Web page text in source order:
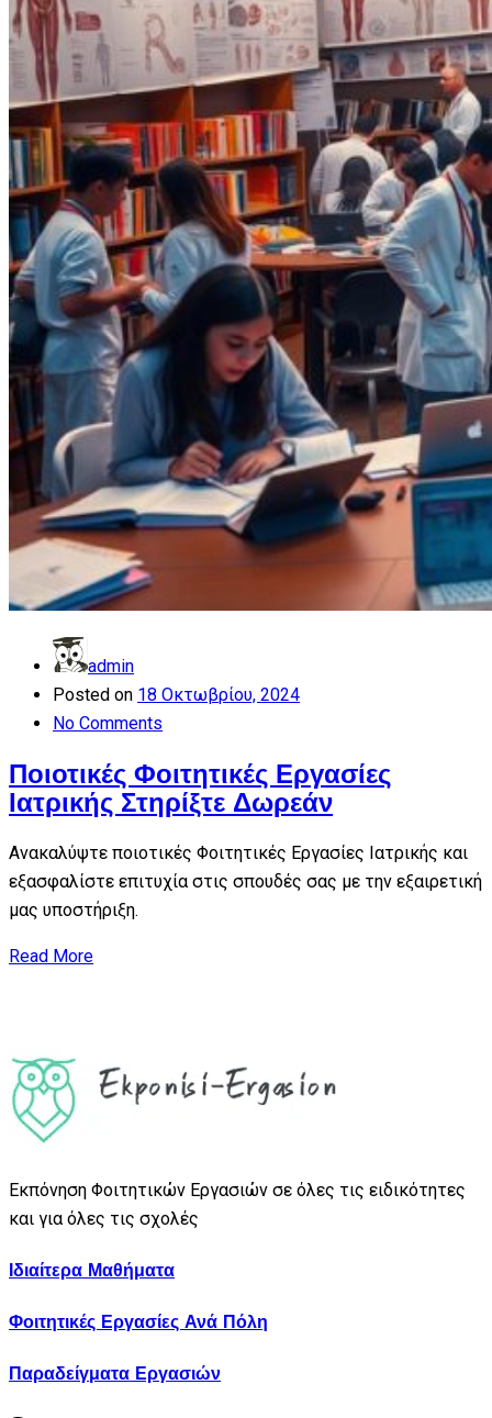
admin
Posted on 18 Οκτωβρίου, 2024
No Comments
Ποιοτικές Φοιτητικές Εργασίες
Ιατρικής Στηρίξτε Δωρεάν
Ανακαλύψτε ποιοτικές Φοιτητικές Εργασίες Ιατρικής και
εξασφαλίστε επιτυχία στις σπουδές σας με την εξαιρετική
μας υποστήριξη.
Read More
Εκπόνηση Φοιτητικών Εργασιών σε όλες τις ειδικότητες
και για όλες τις σχολές
Ιδιαίτερα Μαθήματα
Φοιτητικές Εργασίες Ανά Πόλη
Παραδείγματα Εργασιών